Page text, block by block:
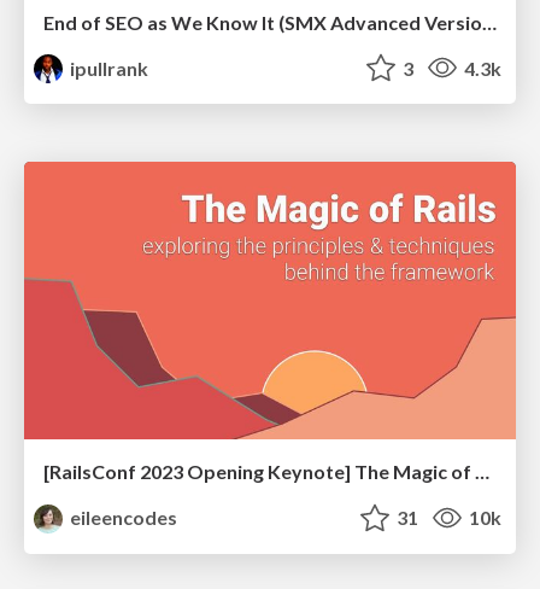
ipullrank
3 4.3k
[RailsConf 2023 Opening Keynote] The Magic of Rails
eileencodes
31 10k